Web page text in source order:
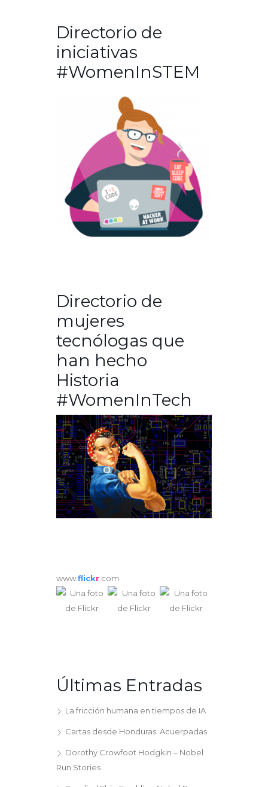
Directorio de
iniciativas
#WomenInSTEM
Directorio de
mujeres
tecnólogas que
han hecho
Historia
#WomenInTech
www.flickr.com
Últimas Entradas
La fricción humana en tiempos de IA
Cartas desde Honduras: Acuerpadas
Dorothy Crowfoot Hodgkin – Nobel
Run Stories